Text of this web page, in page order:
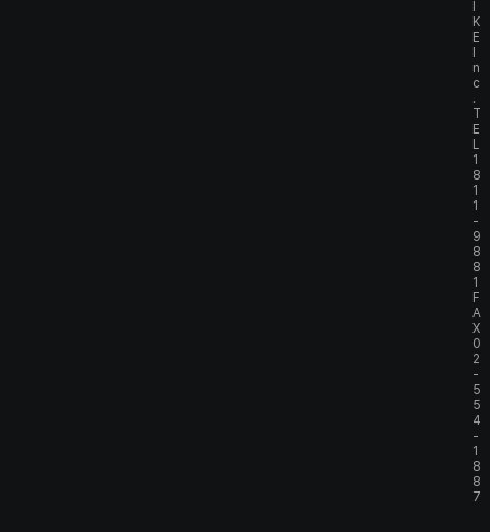
K
E
n
c
.
T
E
L
1
8
1
1
-
9
8
8
1
F
A
X
0
2
-
5
5
4
-
1
8
8
7